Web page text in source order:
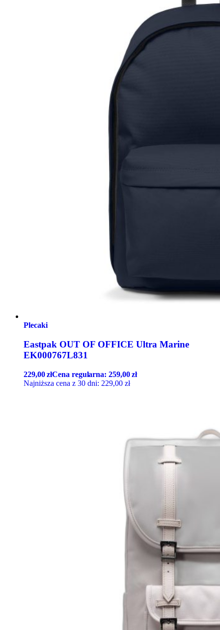
Plecaki
Eastpak OUT OF OFFICE Ultra Marine
EK000767L831
229,00złCena regularna:259,00zł
Najniższa cena z 30 dni: 229,00 zł